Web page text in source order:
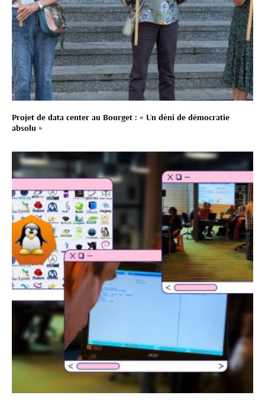
Projet de data center au Bourget : « Un déni de démocratie
absolu »